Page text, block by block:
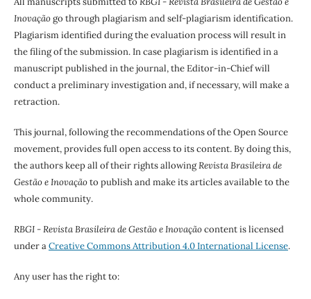
Inovaçãogo through plagiarism and self-plagiarism identification.
Plagiarism identified during the evaluation process will result in
the filing of the submission. In case plagiarism is identified in a
manuscript published in the journal, the Editor-in-Chief will
conduct a preliminary investigation and, if necessary, will make a
retraction.
This journal, following the recommendations of the Open Source
movement, provides full open access to its content. By doing this,
the authors keep all of their rights allowingRevista Brasileira de
Gestão e Inovaçãoto publish and make its articles available to the
whole community.
RBGI - Revista Brasileira de Gestão e Inovaçãocontent is licensed
under aCreative Commons Attribution 4.0 International License.
Any user has the right to: